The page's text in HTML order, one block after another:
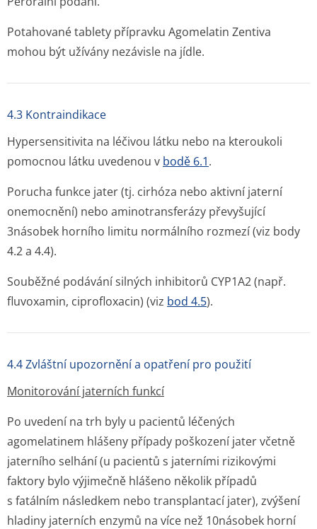
Potahované tablety přípravku Agomelatin Zentiva
mohou být užívány nezávisle na jídle.
4.3 Kontraindikace
Hypersensitivita na léčivou látku nebo na kteroukoli
pomocnou látku uvedenou v bodě 6.1.
Porucha funkce jater (tj. cirhóza nebo aktivní jaterní
onemocnění) nebo aminotransferázy převyšující
3násobek horního limitu normálního rozmezí (viz body
4.2 a 4.4).
Souběžné podávání silných inhibitorů CYP1A2 (např.
fluvoxamin, ciprofloxacin) (viz bod 4.5).
4.4 Zvláštní upozornění a opatření pro použití
Monitorování jaterních funkcí
Po uvedení na trh byly u pacientů léčených
agomelatinem hlášeny případy poškození jater včetně
jaterního selhání (u pacientů s jaterními rizikovými
faktory bylo výjimečně hlášeno několik případů
s fatálním následkem nebo transplantací jater), zvýšení
hladiny jaterních enzymů na více než 10násobek horní